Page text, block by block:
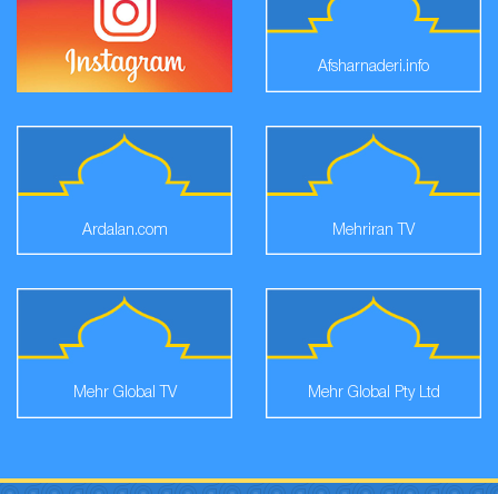
Afsharnaderi.info
Ardalan.com Mehriran TV
Mehr Global TV Mehr Global Pty Ltd